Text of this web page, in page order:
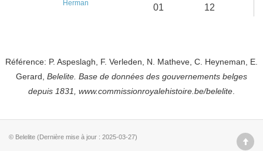
Herman
01
12
Référence: P. Aspeslagh, F. Verleden, N. Matheve, C. Heyneman, E.
Gerard, Belelite. Base de données des gouvernements belges
depuis 1831, www.commissionroyalehistoire.be/belelite
© Belelite (Dernière mise à jour : 2025-03-27)